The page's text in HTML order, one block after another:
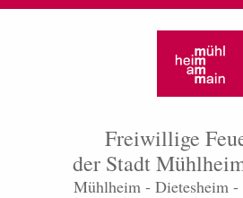
Freiwillige
der Stadt
Mühlheim - Dietesheim